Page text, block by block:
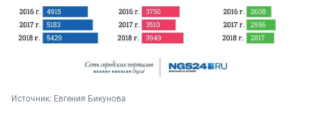
Источник: Евгения Бикунова